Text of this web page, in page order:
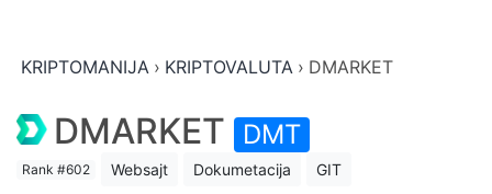
KRIPTOMANIJA › KRIPTOVALUTA › DMARKET
DMARKET DMT
Rank #602 Websajt Dokumetacija GIT